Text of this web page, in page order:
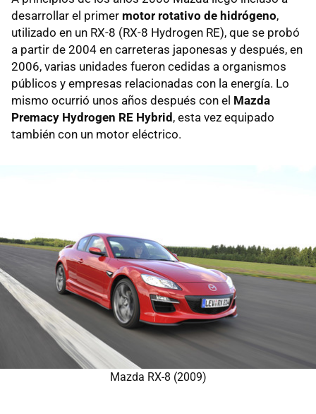
desarrollar el primer motor rotativo de hidrógeno,
utilizado en un RX-8 (RX-8 Hydrogen RE), que se probó
a partir de 2004 en carreteras japonesas y después, en
2006, varias unidades fueron cedidas a organismos
públicos y empresas relacionadas con la energía. Lo
mismo ocurrió unos años después con el Mazda
Premacy Hydrogen RE Hybrid, esta vez equipado
también con un motor eléctrico.
Mazda RX-8 (2009)